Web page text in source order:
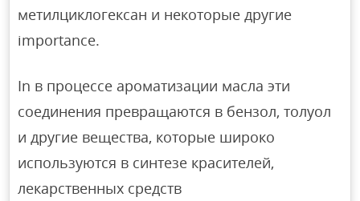
метилциклогексан и некоторые другие
importance.
In в процессе ароматизации масла эти
соединения превращаются в бензол, толуол
и другие вещества, которые широко
используются в синтезе красителей,
лекарственных средств